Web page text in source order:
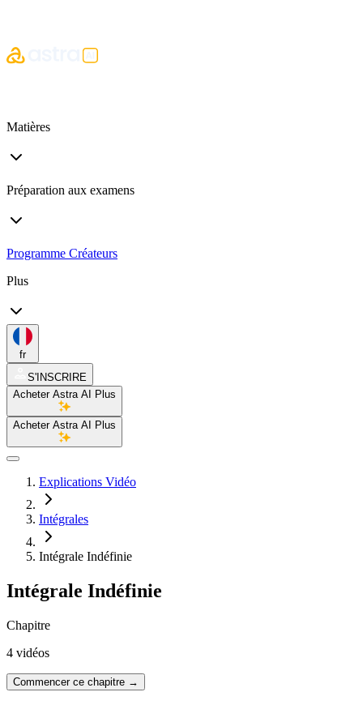
Matières
Préparation aux examens
Programme Créateurs
Plus
fr
S'INSCRIRE
Acheter Astra AI Plus
Acheter Astra AI Plus
Explications Vidéo
Intégrales
Intégrale Indéfinie
Intégrale Indéfinie
Chapitre
4 vidéos
Commencer ce chapitre →